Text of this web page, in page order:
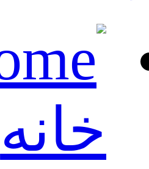
خانه